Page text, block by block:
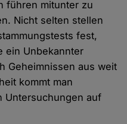
führen mitunter zu
Nicht selten stellen
fest,
ein Unbekannter
Geheimnissen aus weit
kommt man
Untersuchungen auf